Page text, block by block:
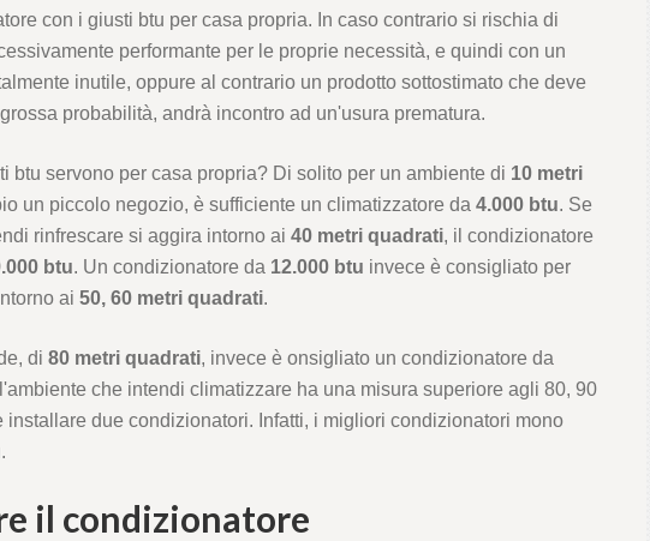
con i giusti btu per casa propria. In caso contrario si rischia di
performante per le proprie necessità, e quindi con un
inutile, oppure al contrario un prodotto sottostimato che deve
probabilità, andrà incontro ad un'usura prematura.
btu servono per casa propria? Di solito per un ambiente di 10 metri
un piccolo negozio, è sufficiente un climatizzatore da 4.000 btu. Se
rinfrescare si aggira intorno ai 40 metri quadrati, il condizionatore
btu. Un condizionatore da 12.000 btu invece è consigliato per
ai 50, 60 metri quadrati.
di 80 metri quadrati, invece è onsigliato un condizionatore da
che intendi climatizzare ha una misura superiore agli 80, 90
installare due condizionatori. Infatti, i migliori condizionatori mono
il condizionatore